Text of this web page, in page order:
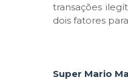
transações
dois fatores
Super Mario